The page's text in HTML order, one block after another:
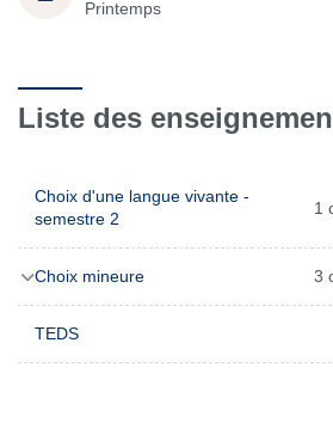
Printemps
Liste des
Choix d'une langue vivante -
semestre 2
1
Choix mineure 3
TEDS